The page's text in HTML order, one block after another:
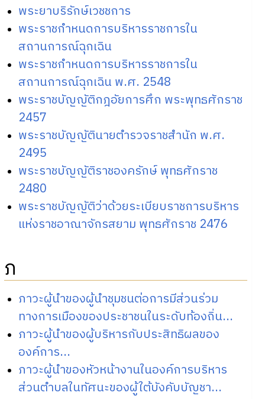
พระยาบริรักษ์เวชชการ
พระราชกำหนดการบริหารราชการใน
สถานการณ์ฉุกเฉิน
พระราชกำหนดการบริหารราชการใน
สถานการณ์ฉุกเฉิน พ.ศ. 2548
พระราชบัญญัติกฎอัยการศึก พระพุทธศักราช
2457
พระราชบัญญัตินายตำรวจราชสำนัก พ.ศ.
2495
พระราชบัญญัติราชองครักษ์ พุทธศักราช
2480
พระราชบัญญัติว่าด้วยระเบียบราชการบริหาร
แห่งราชอาณาจักรสยาม พุทธศักราช 2476
ภ
ภาวะผู้นำของผู้นำชุมชนต่อการมีส่วนร่วม
ทางการเมืองของประชาชนในระดับท้องถิ่น...
ภาวะผู้นำของผู้บริหารกับประสิทธิผลของ
องค์การ...
ภาวะผู้นำของหัวหน้างานในองค์การบริหาร
ส่วนตำบลในทัศนะของผู้ใต้บังคับบัญชา...